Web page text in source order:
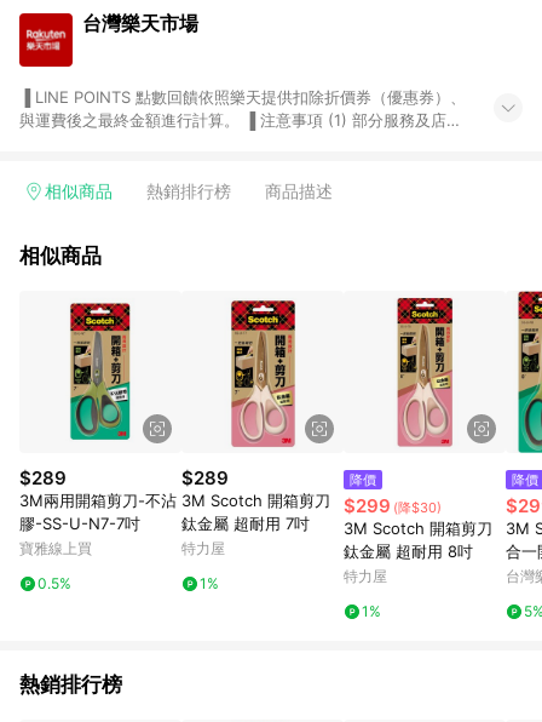
台灣樂天市場
與運費後之最終金額進行計算。 ▐ 注意事項 (1) 部分服務及店家
Smart mobile、神腦生活、JS巨盛、樂天KOBO電子書，請詳閱
台灣樂天市場，並在同一瀏覽器於24小時內結帳，才享有 LINE
市場 45 天內完成訂單出貨及結帳，則不符合贈點資格。 (4) 如
使用APP、或中途瀏覽比價網、回饋網、Google等其他網頁、或
由網頁版(電腦版/手機版網頁)切換為App都將會造成追蹤中斷而
無法進行 LINE POINTS 回饋。 (5) LINE 購物為購物資訊整合性
平台，商品資料更新會有時間差，如顯示之商品規格、顏色、價
位、贈品與台灣樂天市場銷售網頁不符，以銷售網頁標示為準。
(6) 導購訂單已逾 365 天，根據台灣樂天回饋規定，逾期訂單將
不符合回饋資格。 (7) 若上述或其他原因，致使消費者無接收到
點數回饋或點數回饋有爭議，台灣樂天市場保有更改條款與法律
追訴之權利，活動詳情以樂天市場網站公告為準。
相似商品 熱銷排行榜 商品描述
相似商品
$289
3M兩用開箱剪刀-不沾
膠-SS-U-N7-7吋
寶雅線上買
0.5%
$289
3M Scotch 開箱剪刀
鈦金屬 超耐用 7吋
特力屋
1%
降價
$299 (降$30)
3M Scotch 開箱剪刀
鈦金屬 超耐用 8吋
特力屋
1%
降價
3M
合一
台灣
熱銷排行榜